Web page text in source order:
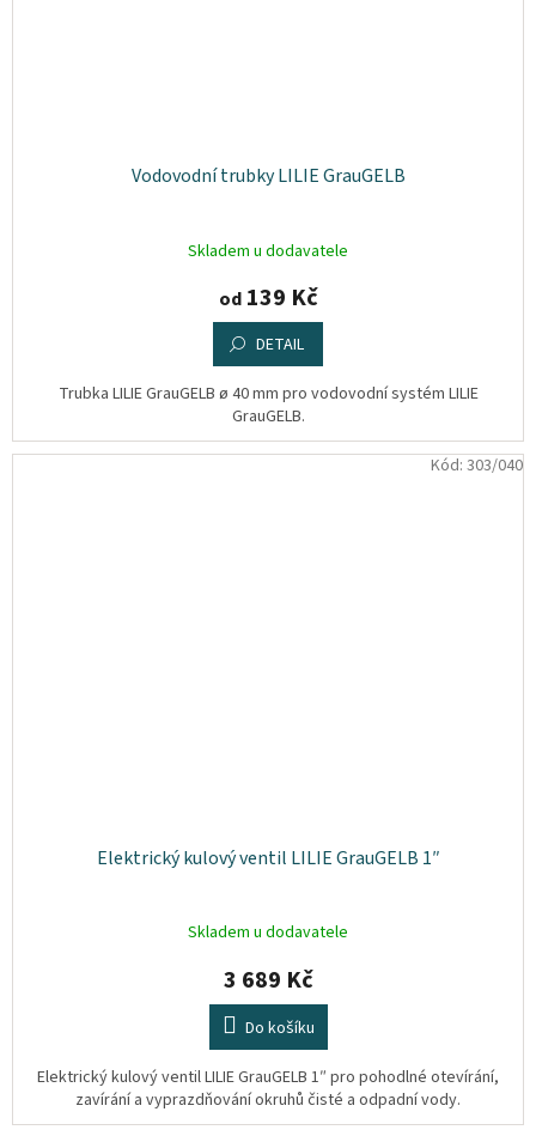
Vodovodní trubky LILIE GrauGELB
Skladem u dodavatele
od139 Kč
DETAIL
Trubka LILIE GrauGELB ø 40 mm pro vodovodní systém LILIE
GrauGELB.
Elektrický kulový ventil LILIE GrauGELB 1″
Skladem u dodavatele
3 689 Kč
Do košíku
Elektrický kulový ventil LILIE GrauGELB 1″ pro pohodlné otevírání,
zavírání a vyprazdňování okruhů čisté a odpadní vody.
Kód: 303/040